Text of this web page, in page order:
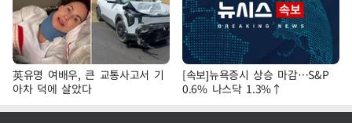
英유명 여배우, 큰 교통사고서 기
아차 덕에 살았다
[속보]뉴욕증시 상승 마감…S&P
0.6% 나스닥 1.3%↑